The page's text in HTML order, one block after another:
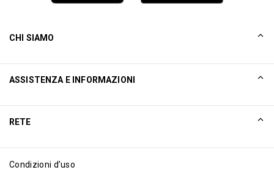
CHI SIAMO
Excellence Awards
Blog
ASSISTENZA E INFORMAZIONI
RETE
Condizioni d’uso